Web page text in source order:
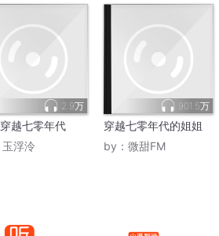
2.9万
越七零年代
玉浮泠
901.5万
穿越七零年代的姐姐
by： 微甜FM